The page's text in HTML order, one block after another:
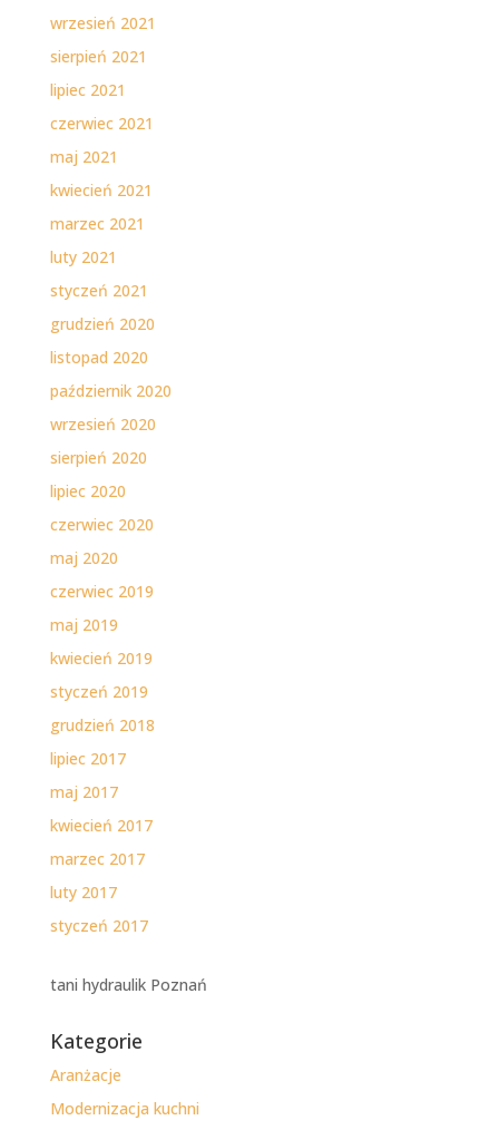
wrzesień 2021
sierpień 2021
lipiec 2021
czerwiec 2021
maj 2021
kwiecień 2021
marzec 2021
luty 2021
styczeń 2021
grudzień 2020
listopad 2020
październik 2020
wrzesień 2020
sierpień 2020
lipiec 2020
czerwiec 2020
maj 2020
czerwiec 2019
maj 2019
kwiecień 2019
styczeń 2019
grudzień 2018
lipiec 2017
maj 2017
kwiecień 2017
marzec 2017
luty 2017
styczeń 2017
tani hydraulik Poznań
Kategorie
Aranżacje
Modernizacja kuchni